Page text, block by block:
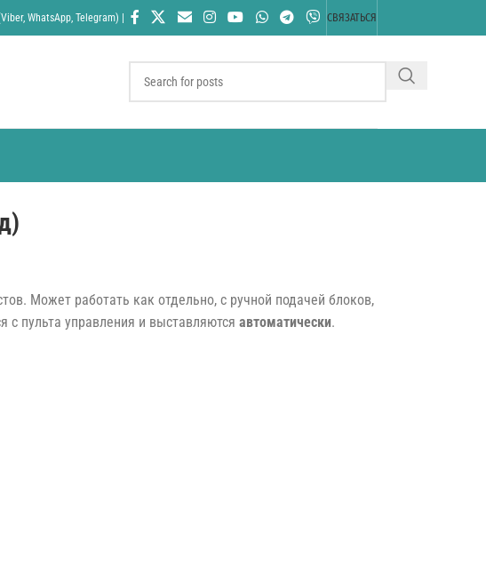
WhatsApp, Telegram) | СВЯЗАТЬСЯ
Может работать как отдельно, с ручной подачей блоков,
с пульта управления и выставляются автоматически.